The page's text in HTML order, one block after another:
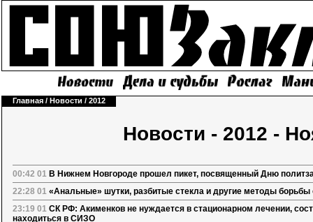
Главная / Новости / 2012
Новости - 2012 -
00:42 01 В Нижнем Новгороде прошел пикет, посвященный Дню
22:28 01 «Анальные» шутки, разбитые стекла и другие методы борьбы
23:19 01 СК РФ: Акименков не нуждается в стационарном лечении,
находиться в СИЗО